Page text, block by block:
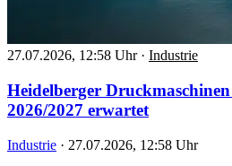
27.07.2026, 12:58 Uhr · Industrie
Heidelberger
2026/2027 erwartet
Industrie · 27.07.2026, 12:58 Uhr